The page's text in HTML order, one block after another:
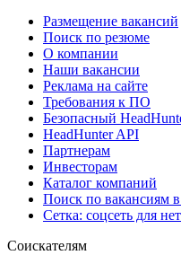
Размещение вакансий
Поиск по резюме
О компании
Наши вакансии
Реклама на сайте
Требования к ПО
Безопасный
HeadHunter API
Партнерам
Инвесторам
Каталог компаний
Поиск по вакансиям
Сетка: соцсеть для
Соискателям